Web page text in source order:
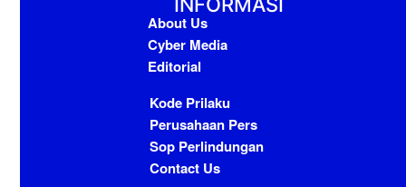
INFORMASI
About Us
Cyber Media
Editorial
Kode Prilaku
Perusahaan Pers
Sop Perlindungan
Contact Us